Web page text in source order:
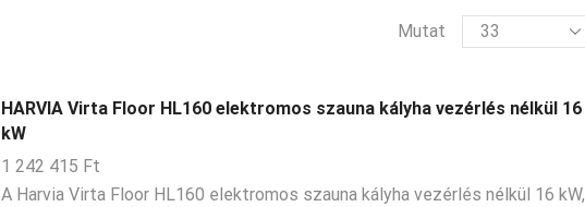
Mutat
termék
per
HARVIA Virta Floor HL160 elektromos szauna kályha vezérlés nélkül 16
kW
1 242 415 Ft
A Harvia Virta Floor HL160 elektromos szauna kályha vezérlés nélkül 16 kW,